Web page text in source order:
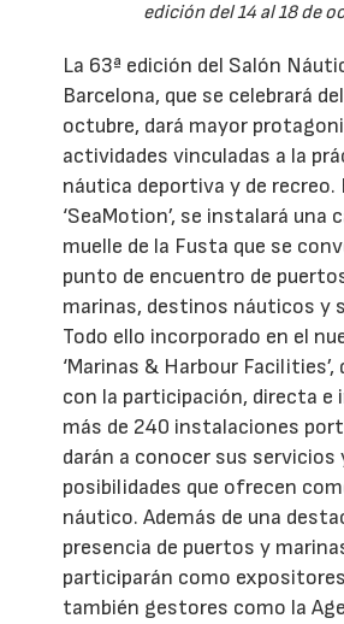
edición del 14 al 18 de
La 63ª edición del Salón
Barcelona, que se celebrará
octubre, dará mayor
actividades vinculadas a la
náutica deportiva y de recreo.
‘SeaMotion’, se instalará una
muelle de la Fusta que se
punto de encuentro de
marinas, destinos náuticos y
Todo ello incorporado en el
‘Marinas & Harbour
con la participación, directa e
más de 240 instalaciones
darán a conocer sus servicios
posibilidades que ofrecen
náutico. Además de una
presencia de puertos y
participarán como
también gestores como la